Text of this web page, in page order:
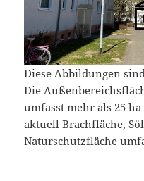
Diese Abbildungen
Die
umfasst mehr als 25
aktuell Brachfläche,
Naturschutzfläche